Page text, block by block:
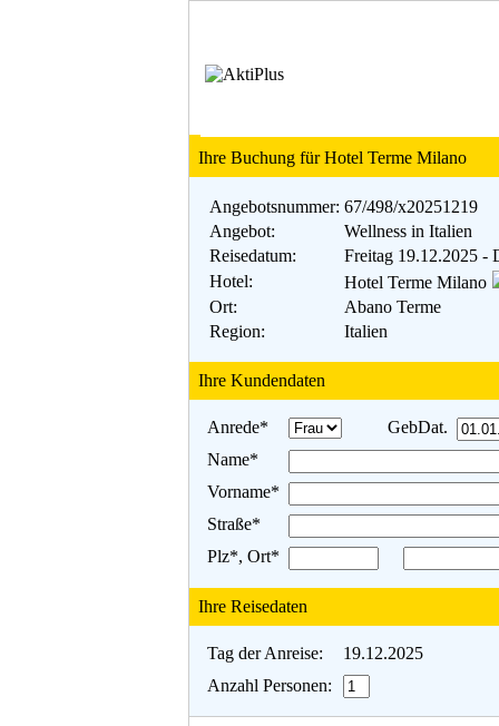
Ihre Buchung für Hotel Terme Milano
Angebotsnummer: 67/498/x20251219
Angebot:
Wellness in Italien
Reisedatum:
Freitag 19.12.2025 -
Hotel:
Hotel Terme Milano
Ort:
Abano Terme
Region:
Italien
Ihre Kundendaten
Anrede*
GebDat.
Name*
Vorname*
Straße*
Plz*, Ort*
Ihre Reisedaten
Tag der Anreise:
19.12.2025
Anzahl Personen: